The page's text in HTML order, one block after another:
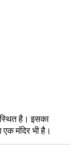
है। इसका
मंदिर भी है।